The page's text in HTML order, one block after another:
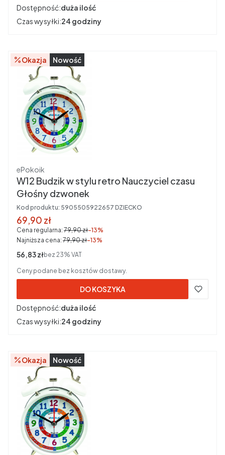
Dostępność:duża ilość
Czas wysyłki:24 godziny
Okazja Nowość
Producent
ePokoik
W12 Budzik w stylu retro Nauczyciel czasu
Głośny dzwonek
Kod produktu: 5905505922657 DZIECKO
Cena promocyjna brutto
69,90 zł
Cena regularna: 79,90 zł-13%
Najniższa cena: 79,90 zł-13%
Cena netto
56,83 złbez 23% VAT
Ceny podane bez kosztów dostawy.
DO KOSZYKA
Dostępność:duża ilość
Czas wysyłki:24 godziny
Okazja Nowość